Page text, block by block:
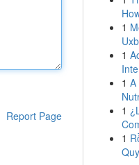
Report Page
1
1
1 A
1
1